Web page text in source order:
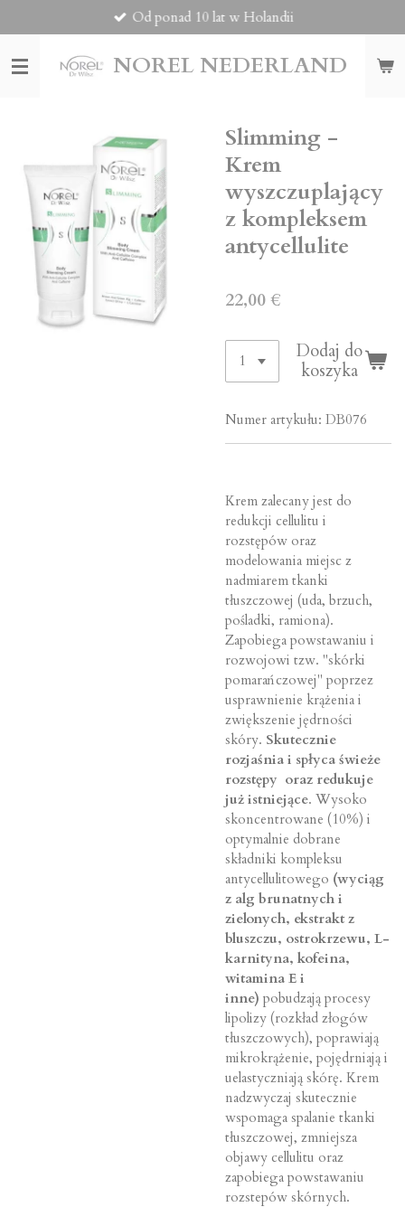
do
głównej
treści
NOREL NEDERLAND
Od ponad 10 lat w Holandii
Slimming -
Krem
wyszczuplający
z kompleksem
antycellulite
22,00 €
Dodaj do
koszyka
Numer artykułu: DB076
Krem zalecany jest do
redukcji cellulitu i
rozstępów oraz
modelowania miejsc z
nadmiarem tkanki
tłuszczowej (uda, brzuch,
pośladki, ramiona).
Zapobiega powstawaniu i
rozwojowi tzw. "skórki
pomarańczowej" poprzez
usprawnienie krążenia i
zwiększenie jędrności
skóry. Skutecznie
rozjaśnia i spłyca świeże
rozstępy oraz redukuje
już istniejące. Wysoko
skoncentrowane (10%) i
optymalnie dobrane
składniki kompleksu
antycellulitowego (wyciąg
z alg brunatnych i
zielonych, ekstrakt z
bluszczu, ostrokrzewu, L-
karnityna, kofeina,
witamina E i
inne) pobudzają procesy
lipolizy (rozkład złogów
tłuszczowych), poprawiają
mikrokrążenie, pojędrniają i
uelastyczniają skórę. Krem
nadzwyczaj skutecznie
wspomaga spalanie tkanki
tłuszczowej, zmniejsza
objawy cellulitu oraz
zapobiega powstawaniu
rozstepów skórnych.